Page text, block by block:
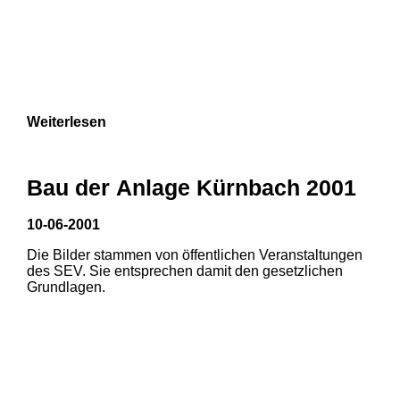
Weiterlesen
Bau der Anlage Kürnbach 2001
10-06-2001
Die Bilder stammen von öffentlichen Veranstaltungen
des SEV. Sie entsprechen damit den gesetzlichen
Grundlagen.